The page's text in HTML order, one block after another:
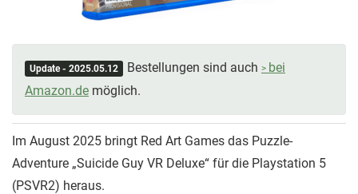
Update - 2025.05.12 Bestellungen sind auch
bei
Amazon.de möglich.
Im August 2025 bringt Red Art Games das Puzzle-
Adventure „Suicide Guy VR Deluxe“ für die Playstation 5
(PSVR2) heraus.